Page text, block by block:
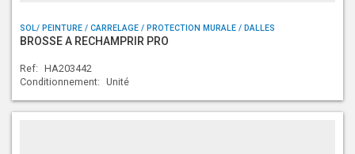
SOL/ PEINTURE / CARRELAGE / PROTECTION MURALE / DALLES
BROSSE A RECHAMPRIR PRO
Ref: HA203442
Conditionnement: Unité